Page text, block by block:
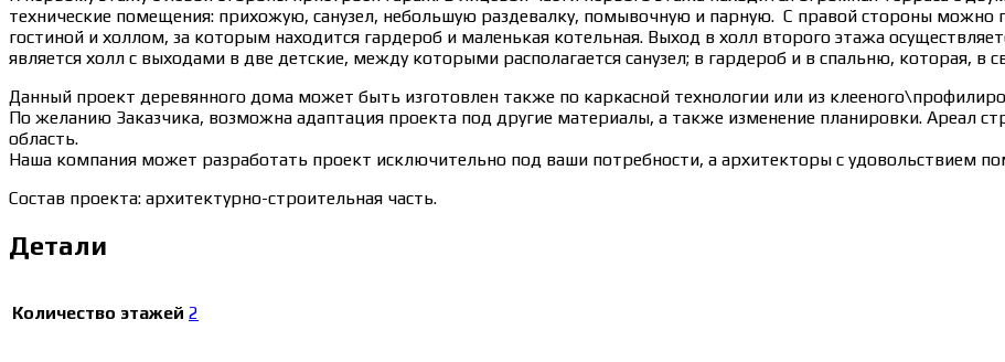
технические помещения: прихожую, санузел, небольшую раздевалку, помывочную и парную. С правой стороны
гостиной и холлом, за которым находится гардероб и маленькая котельная. Выход в холл второго этажа
является холл с выходами в две детские, между которыми располагается санузел; в гардероб и в спальню, которая,
Данный проект деревянного дома может быть изготовлен также по каркасной технологии или из
По желанию Заказчика, возможна адаптация проекта под другие материалы, а также изменение планировки. Ареал
область.
Наша компания может разработать проект исключительно под ваши потребности, а архитекторы с удовольствием
Состав проекта: архитектурно-строительная часть.
Детали
Количество этажей 2